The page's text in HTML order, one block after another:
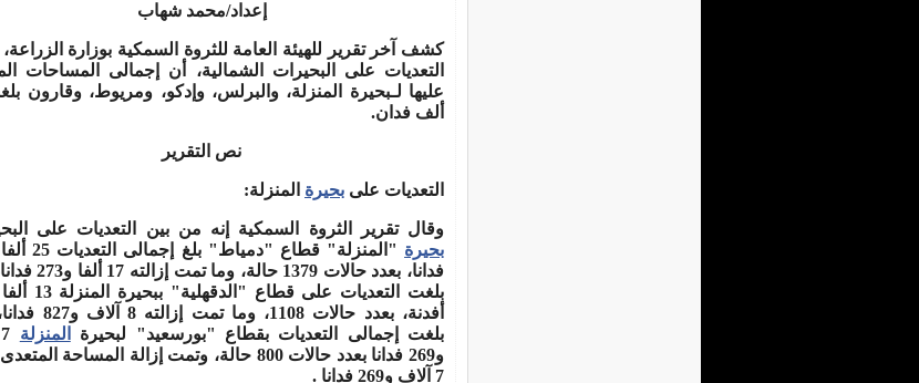
إعداد/محمد شهاب
كشف آخر تقرير للهيئة العامة للثروة السمكية بوزارة
التعديات على البحيرات الشمالية، أن إجمالى المساحات
عليها
ألف فدان.
نص التقرير
التعديات على بحيرة المنزلة:
وقال تقرير الثروة السمكية إنه من بين التعديات على
بحيرة "المنزلة" قطاع "دمياط" بلغ إجمالى
فدانا، بعدد حالات 1379 حالة، وما تمت إزالته 17
ألفا
بلغت التعديات على قطاع "الدقهلية" ببحيرة المنزلة 13
ألفا
أفدنة، بعدد حالات 1108، وما تمت إزالته 8 آلاف و827 فدانا،
بلغت إجمالى التعديات بقطاع "بورسعيد" لبحيرة
المنزلة
و269
فدانا بعدد حالات 800 حالة، وتمت إزالة المساحة
7 آلاف و269
فدانا .